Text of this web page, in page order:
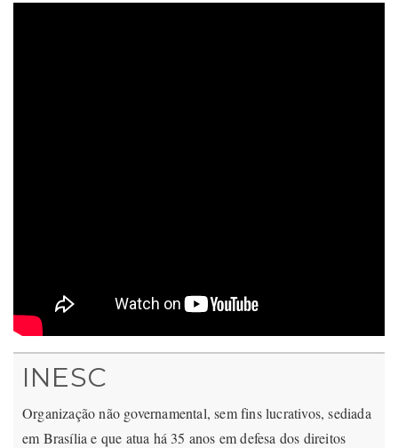
INESC
Organização não governamental, sem fins lucrativos, sediada
em Brasília e que atua há 35 anos em defesa dos direitos